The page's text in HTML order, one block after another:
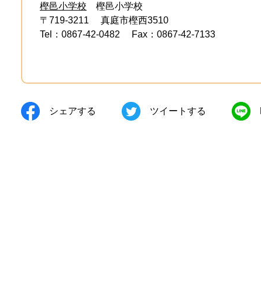
樫邑小学校
樫邑小学校
〒719-3211
真庭市樫西3510
Tel：0867-42-0482
Fax：0867-42-7133
シェアする ツイートする